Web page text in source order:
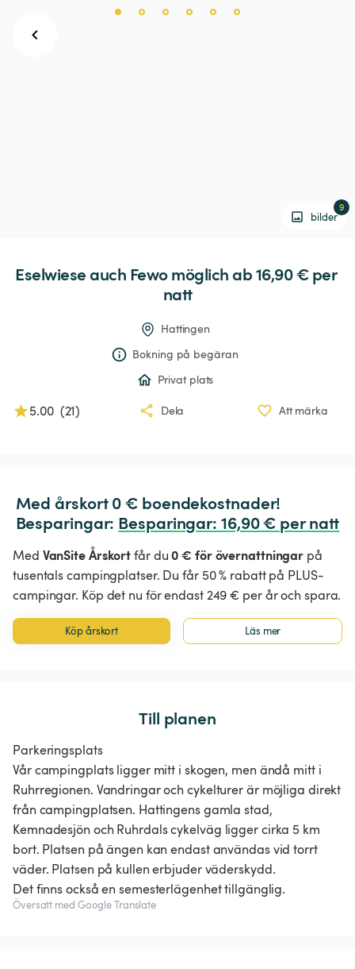
bilder
9
Eselwieseauch Fewomöglich ab 16,90 € per
natt
Hattingen
Bokning på begäran
Privat plats
5.00 (21) Dela Att märka
Med årskort 0 € boendekostnader!
Besparingar: Besparingar: 16,90 € per natt
Med VanSite Årskortfår du0 € för övernattningar på
tusentals campingplatser. Du får 50 % rabatt på PLUS-
campingar. Köp det nu för endast 249 € per år och spara.
Köp årskort Läs mer
Till planen
Parkeringsplats
Vår campingplats ligger mitt i skogen, men ändå mitt i
Ruhrregionen. Vandringar och cykelturer är möjliga direkt
från campingplatsen. Hattingens gamla stad,
Kemnadesjön och Ruhrdals cykelväg ligger cirka 5 km
bort. Platsen på ängen kan endast användas vid torrt
väder. Platsen på kullen erbjuder väderskydd.
Översatt med Google Translate